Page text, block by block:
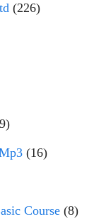
(226)
(16)
Course (8)